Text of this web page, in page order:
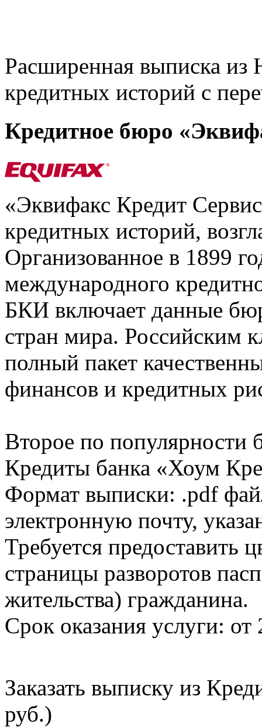
Расширенная выписка из
кредитных историй с
Кредитное бюро
«Эквифакс Кредит
кредитных историй,
Организованное в 1899
международного
БКИ включает данные
стран мира. Российским
полный пакет
финансов и кредитных
Второе по популярности
Кредиты банка «Хоум
Формат выписки: .pdf
электронную почту,
Требуется предоставить
страницы разворотов
жительства) гражданина.
Срок оказания услуги: от
Заказать выписку из
руб.)